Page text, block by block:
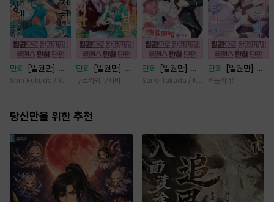
만화
[일권만] 전
하께서는 오늘도
(웃음) [단행본]
Shin Fukuda / Yoko Kurosu
만화
[일권만] 내
게 간섭하지 않겠
바라봅니다 [단행
쿠로카와 쿠사비
만화
[일권만] 매
료 마법에 걸린 척
Sane Takada / Koki Fuyutsuki
만화
[일권만] 죽
을 뻔한 늑대가 운
카놀라 유
당신만을 위한 추천